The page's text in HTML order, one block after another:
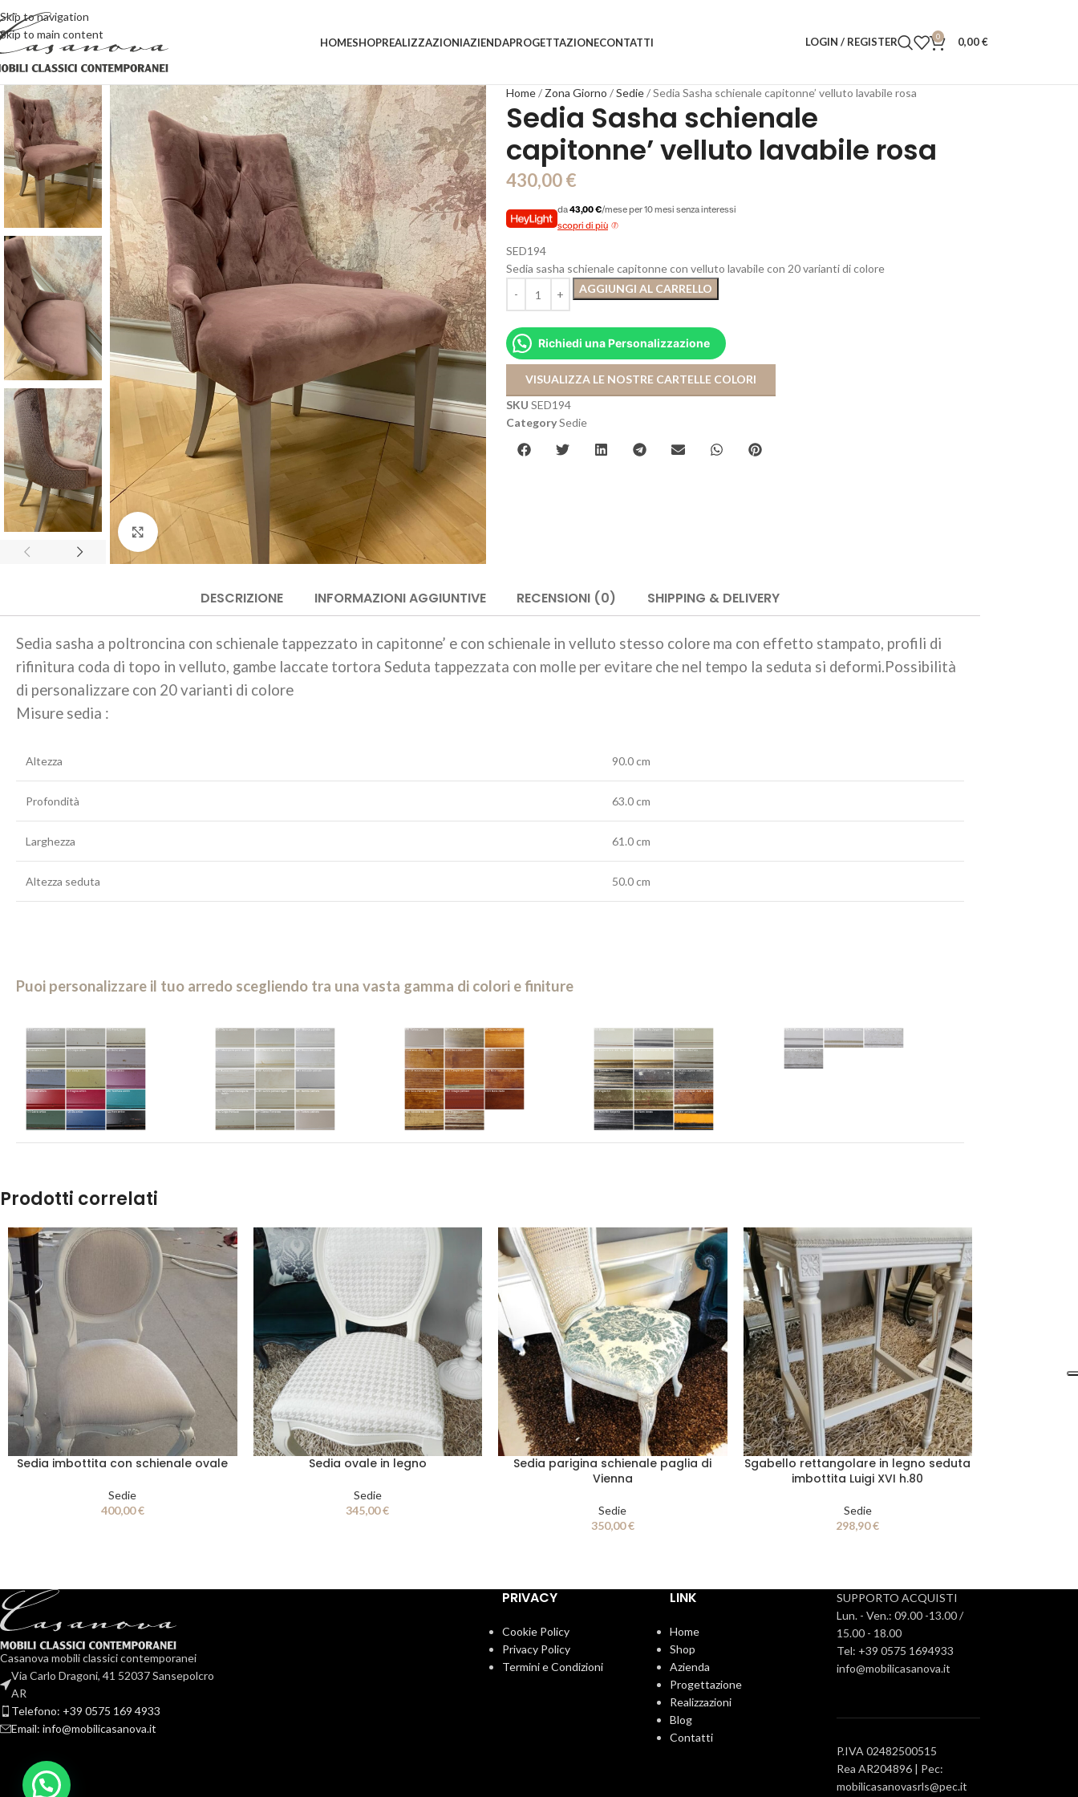
Skip to navigation
Skip to main content
HOMESHOPREALIZZAZIONIAZIENDAPROGETTAZIONECONTATTI LOGIN / REGISTER 0 0,00€
Click to enlarge
Home Zona Giorno Sedie Sedia Sasha schienale capitonne’ velluto lavabile rosa
Sedia Sasha schienale
capitonne’ velluto lavabile rosa
430,00€
da43,00 €/mese per 10 mesi senza interessi
scopri di più
SED194
Sedia sasha schienale capitonne con velluto lavabile con 20 varianti di colore
AGGIUNGI AL CARRELLO
Richiedi una Personalizzazione
VISUALIZZA LE NOSTRE CARTELLE COLORI
SKU SED194
CategorySedie
DESCRIZIONE INFORMAZIONI AGGIUNTIVE RECENSIONI (0) SHIPPING & DELIVERY
Sedia sasha a poltroncina con schienale tappezzato in capitonne’ e con schienale in velluto stesso colore ma con effetto stampato, profili di
rifinitura coda di topo in velluto, gambe laccate tortora Seduta tappezzata con molle per evitare che nel tempo la seduta si deformi.Possibilità
di personalizzare con 20 varianti di colore
Misure sedia :
Altezza 90.0 cm
Profondità 63.0 cm
Larghezza 61.0 cm
Altezza seduta 50.0 cm
Puoi personalizzare il tuo arredo scegliendo tra una vasta gamma di colori e finiture
Prodotti correlati
Sedia imbottita con schienale ovale
Sedie
400,00€
Sedia ovale in legno
Sedie
345,00€
Sedia parigina schienale paglia di
Vienna
Sedie
350,00€
Sgabello rettangolare in legno seduta
imbottita Luigi XVI h.80
Sedie
298,90€
Casanova mobili classici contemporanei
Via Carlo Dragoni, 41 52037 Sansepolcro
AR
Telefono: +39 0575 169 4933
Email: info@mobilicasanova.it
PRIVACY
Cookie Policy
Privacy Policy
Termini e Condizioni
LINK
Home
Shop
Azienda
Progettazione
Realizzazioni
Blog
Contatti
SUPPORTO ACQUISTI
Lun. - Ven.: 09.00 -13.00 /
15.00 - 18.00
Tel: +39 0575 1694933
info@mobilicasanova.it
P.IVA 02482500515
Rea AR204896 | Pec:
mobilicasanovasrls@pec.it